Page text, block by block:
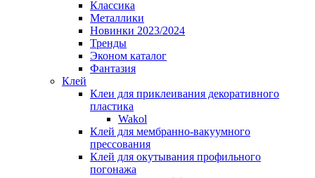
Классика
Металлики
Новинки 2023/2024
Тренды
Эконом каталог
Фантазия
Клей
Клеи для приклеивания декоративного
пластика
Wakol
Клей для мембранно-вакуумного
прессования
Клей для окутывания профильного
погонажа